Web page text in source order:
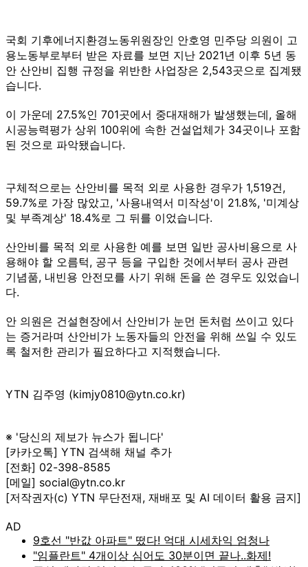
국회 기후에너지환경노동위원장인 안호영 민주당 의원이 고
용노동부로부터 받은 자료를 보면 지난 2021년 이후 5년 동
안 산안비 집행 규정을 위반한 사업장은 2,543곳으로 집계됐
습니다.
이 가운데 27.5%인 701곳에서 중대재해가 발생했는데, 올해
시공능력평가 상위 100위에 속한 건설업체가 34곳이나 포함
된 것으로 파악됐습니다.
구체적으로는 산안비를 목적 외로 사용한 경우가 1,519건,
59.7%로 가장 많았고, '사용내역서 미작성'이 21.8%, '미계상
및 부족계상' 18.4%로 그 뒤를 이었습니다.
산안비를 목적 외로 사용한 예를 보면 일반 공사비용으로 사
용해야 할 오름턱, 공구 등을 구입한 것에서부터 공사 관련
기념품, 내빈용 안전모를 사기 위해 돈을 쓴 경우도 있었습니
다.
안 의원은 건설현장에서 산안비가 눈먼 돈처럼 쓰이고 있다
는 증거라며 산안비가 노동자들의 안전을 위해 쓰일 수 있도
록 철저한 관리가 필요하다고 지적했습니다.
YTN 김주영 (kimjy0810@ytn.co.kr)
※ '당신의 제보가 뉴스가 됩니다'
[카카오톡] YTN 검색해 채널 추가
[전화] 02-398-8585
[메일] social@ytn.co.kr
[저작권자(c) YTN 무단전재, 재배포 및 AI 데이터 활용 금지]
AD